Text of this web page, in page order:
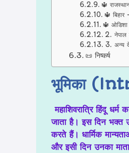
🔱
🔱
🔱 ओडिशा
2. नेपाल
3. अन्य
📜 निष्कर्ष
भूमिका
महाशिवरात्रि हिंदू
जाता है। इस दिन भक्त
करते हैं। धार्मिक
और इसी दिन उनका माता